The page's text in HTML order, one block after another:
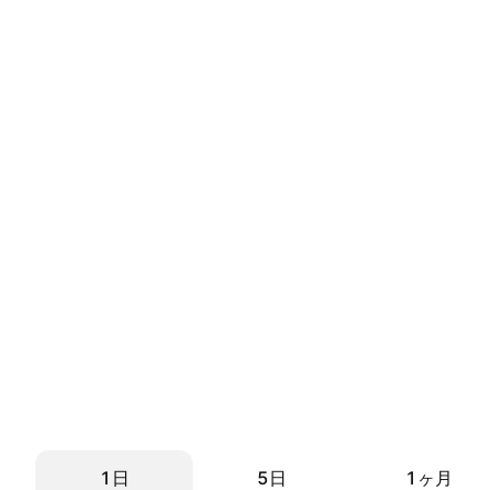
1日
5日
1ヶ月